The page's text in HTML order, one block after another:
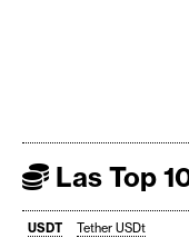
Las Top
USDT Tether USDt